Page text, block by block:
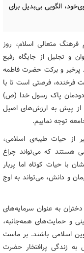
الگویی بی‌بدیل برای
فرهنگ متعالی اسلام، روز
و تجلیل از جایگاه رفیع
پرخیر و برکت حضرت فاطمه
فرصتی است تا با
دودمان پاک رسول خدا (ص)
از پیش به ارزش‌های اصیل
توجه نماییم.
از حیات طیبه‌ی اسلامی،
هستند که می‌تواند چراغ
با حیات کوتاه اما پربار
و دانش، می‌تواند به اوج
به عنوان سرمایه‌های
و حمایت‌های همه‌جانبه،
اسلامی باشند. بر ماست
زندگی پرافتخار حضرت